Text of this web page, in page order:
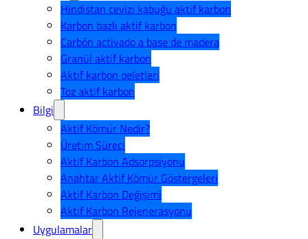
Hindistan cevizi kabuğu aktif karbon
Karbon bazlı aktif karbon
Carbón activado a base de madera
Granül aktif karbon
Aktif karbon peletleri
Toz aktif karbon
Bilgi
Aktif Kömür Nedir?
Üretim Süreci
Aktif Karbon Adsorpsiyonu
Anahtar Aktif Kömür Göstergeleri
Aktif Karbon Değişimi
Aktif Karbon Rejenerasyonu
Uygulamalar